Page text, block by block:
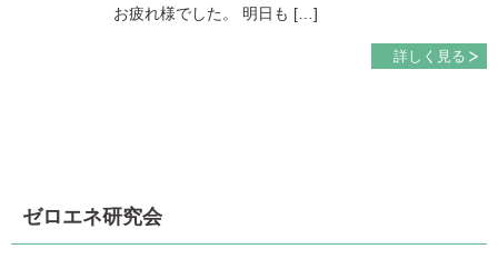
お疲れ様でした。 明日も […]
詳しく見る
ゼロエネ研究会